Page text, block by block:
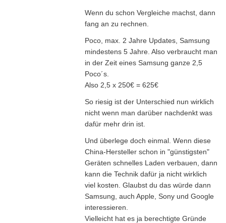
Wenn du schon Vergleiche machst, dann
fang an zu rechnen.
Poco, max. 2 Jahre Updates, Samsung
mindestens 5 Jahre. Also verbraucht man
in der Zeit eines Samsung ganze 2,5
Poco´s.
Also 2,5 x 250€ = 625€
So riesig ist der Unterschied nun wirklich
nicht wenn man darüber nachdenkt was
dafür mehr drin ist.
Und überlege doch einmal. Wenn diese
China-Hersteller schon in "günstigsten"
Geräten schnelles Laden verbauen, dann
kann die Technik dafür ja nicht wirklich
viel kosten. Glaubst du das würde dann
Samsung, auch Apple, Sony und Google
interessieren.
Vielleicht hat es ja berechtigte Gründe